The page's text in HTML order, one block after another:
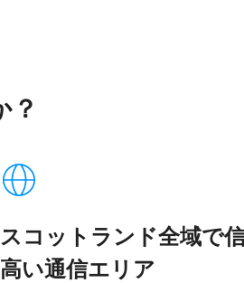
？
スコットランド全域で
高い通信エリア